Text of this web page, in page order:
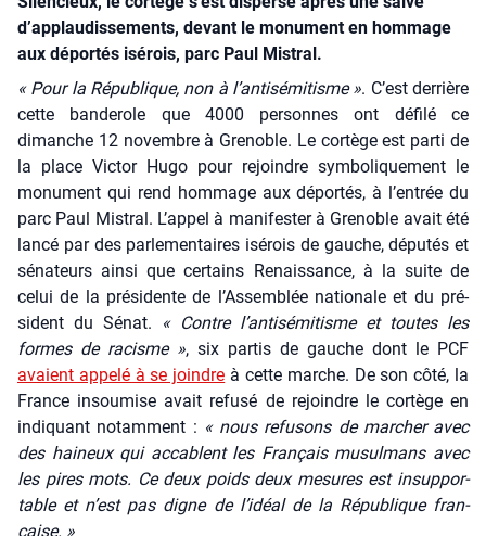
d’applaudissements, devant le monument en hommage
aux déportés isérois, parc Paul Mistral.
« Pour la Répu­blique, non à l’antisémitisme ». C’est der­rière
cette ban­de­role que 4000 per­sonnes ont défi­lé ce
dimanche 12 novembre à Gre­noble. Le cor­tège est par­ti de
la place Vic­tor Hugo pour rejoindre sym­bo­li­que­ment le
monu­ment qui rend hom­mage aux dépor­tés, à l’entrée du
parc Paul Mis­tral. L’appel à mani­fes­ter à Gre­noble avait été
lan­cé par des par­le­men­taires isé­rois de gauche, dépu­tés et
séna­teurs ain­si que cer­tains Renais­sance, à la suite de
celui de la pré­si­dente de l’Assemblée natio­nale et du pré­
sident du Sénat.
« Contre l’antisémitisme et toutes les
formes de racisme », six par­tis de gauche dont le PCF
avaient appe­lé à se joindre à cette marche. De son côté, la
France insou­mise avait refu­sé de rejoindre le cor­tège en
indi­quant notam­ment : « nous refu­sons de mar­cher avec
des hai­neux qui accablent les Fran­çais musul­mans avec
les pires mots. Ce deux poids deux mesures est insup­por­
table et n’est pas digne de l’idéal de la Répu­blique fran­
çaise. »